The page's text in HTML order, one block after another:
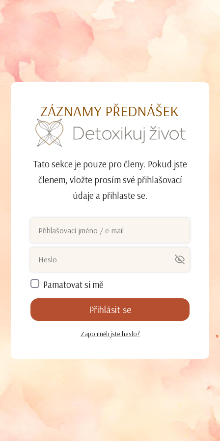
ZÁZNAMY PŘEDNÁŠEK
Tato sekce je pouze pro členy. Pokud jste
členem, vložte prosím své přihlašovací
údaje a přihlaste se.
Pamatovat si mě
Přihlásit se
Zapomněli jste heslo?